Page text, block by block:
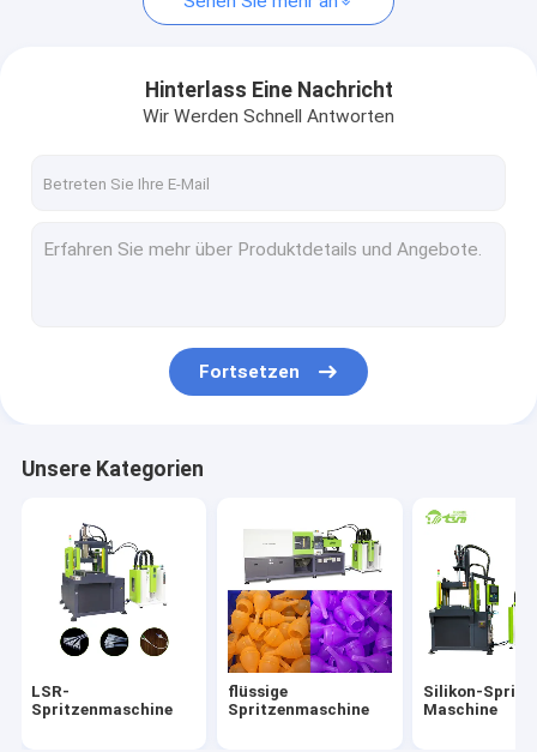
Horizontale LSR-Spritzgussmaschine
Schuss-Spritzen-Maschine LSR 2
Maschine LSR Microinjection
Menstruationstasse-Produktionsmaschine
Hinterlass Eine Nachricht
Wir Werden Schnell Antworten
Fortsetzen
Unsere Kategorien
LSR-
Spritzenmaschine
flüssige
Spritzenmaschine
Silikon-
Maschine